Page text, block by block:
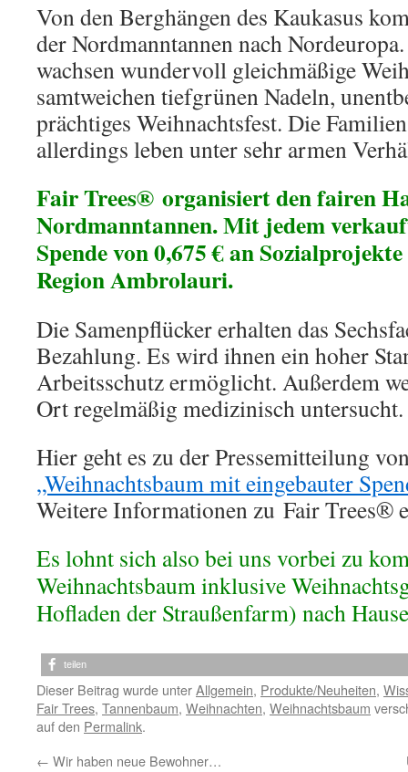
Von den Berghängen des Kaukasus
der Nordmanntannen nach
wachsen wundervoll gleichmäßige
samtweichen tiefgrünen Nadeln,
prächtiges Weihnachtsfest. Die
allerdings leben unter sehr armen
Fair Trees® organisiert den fairen
Nordmanntannen. Mit jedem
Spende von 0,675 € an
Region Ambrolauri.
Die Samenpflücker erhalten das
Bezahlung. Es wird ihnen ein hoher
Arbeitsschutz ermöglicht. Außerdem
Ort regelmäßig medizinisch untersucht.
Hier geht es zu der Pressemitteilung
„Weihnachtsbaum mit eingebauter
Weitere Informationen zu Fair Trees®
Es lohnt sich also bei uns vorbei zu
Weihnachtsbaum inklusive
Hofladen der Straußenfarm) nach
teilen
Dieser Beitrag wurde unterAllgemein, Produkte/Neuheiten,
Fair Trees, Tannenbaum, Weihnachten, Weihnachtsbaum
auf den Permalink.
← Wir haben neue Bewohner…